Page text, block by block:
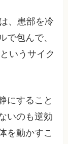
、患部を冷
で包んで、
いうサイク
にすること
いのも逆効
を動かすこ